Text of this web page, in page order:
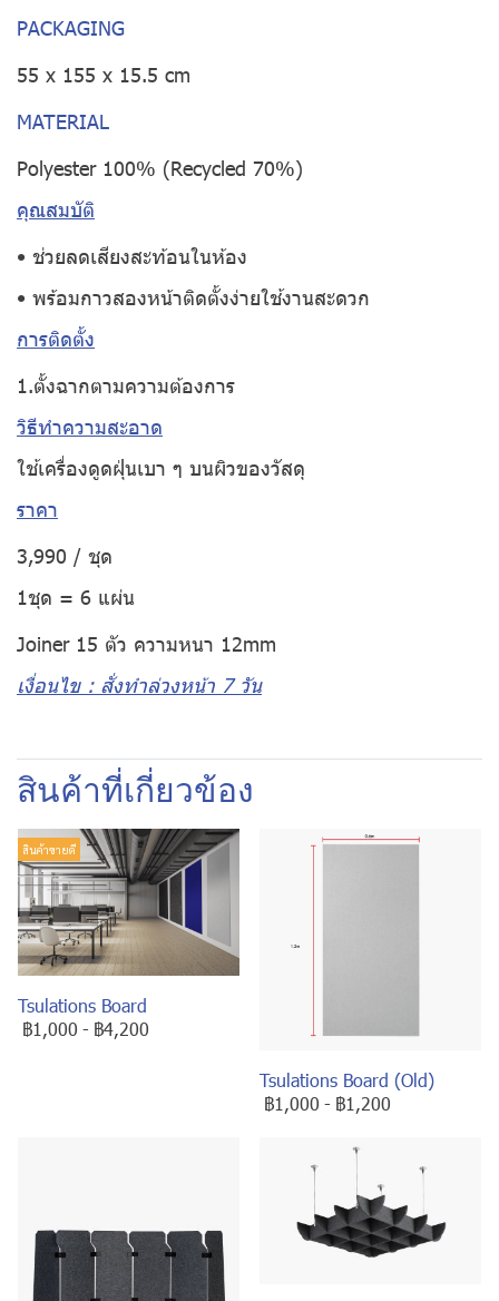
PACKAGING
55 x 155 x 15.5 cm
MATERIAL
Polyester 100% (Recycled 70%)
คุณสมบัติ
• ช่วยลดเสียงสะท้อนในห้อง
• พร้อมกาวสองหน้าติดตั้งง่ายใช้งานสะดวก
การติดตั้ง
1.ตั้งฉากตามความต้องการ
วิธีทำความสะอาด
ใช้เครื่องดูดฝุ่นเบา ๆ บนผิวของวัสดุ
ราคา
3,990 / ชุด
1ชุด = 6 แผ่น
Joiner 15 ตัว ความหนา 12mm
เงื่อนไข : สั่งทำล่วงหน้า 7 วัน
สินค้าที่เกี่ยวข้อง
สินค้าขายดี
Tsulations Board
฿1,000 - ฿4,200
Tsulations Board (Old)
฿1,000 - ฿1,200